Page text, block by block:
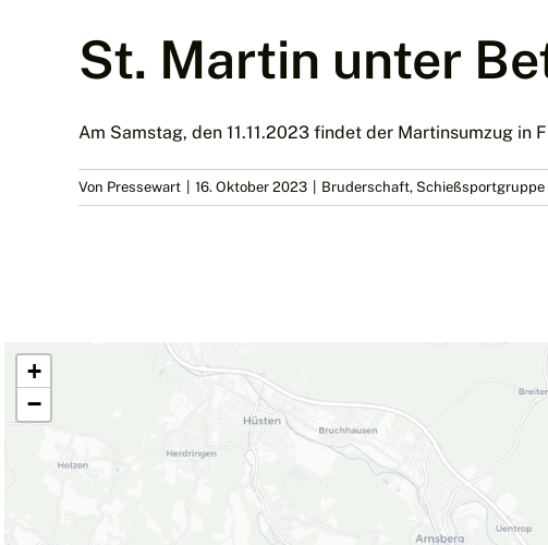
St. Martin unter
Am Samstag, den 11.11.2023 findet der Martinsumzug in
Von Pressewart 16. Oktober 2023 Bruderschaft, Schießsportgruppe
+
−